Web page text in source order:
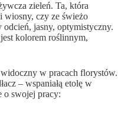
zieleń. Ta, która
wiosny, czy ze świeżo
odcień, jasny, optymistyczny.
kolorem roślinnym,
w pracach florystów.
– wspaniałą etolę w
o swojej pracy: